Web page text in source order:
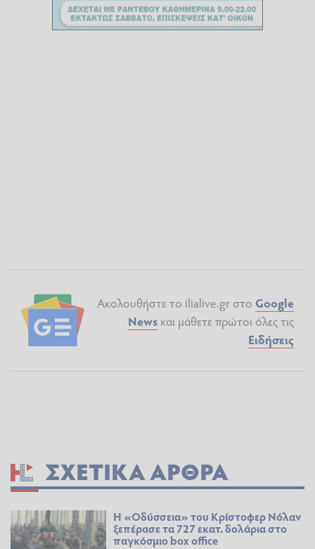
Ακολουθήστε το ilialive.gr στο Google
News και μάθετε πρώτοι όλες τις
Ειδήσεις
ΣΧΕΤΙΚΆ ΆΡΘΡΑ
Η «Οδύσσεια» του Κρίστοφερ Νόλαν
ξεπέρασε τα 727 εκατ. δολάρια στο
παγκόσμιο box office